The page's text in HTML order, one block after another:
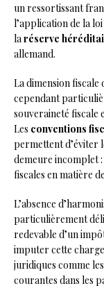
un ressortissant
l’application de la
la réserve
allemand.
La dimension fiscale
cependant
souveraineté fiscale
Les conventions
permettent d’éviter
demeure incomplet :
fiscales en matière
L’absence
particulièrement
redevable d’un
imputer cette
juridiques comme les
courantes dans les